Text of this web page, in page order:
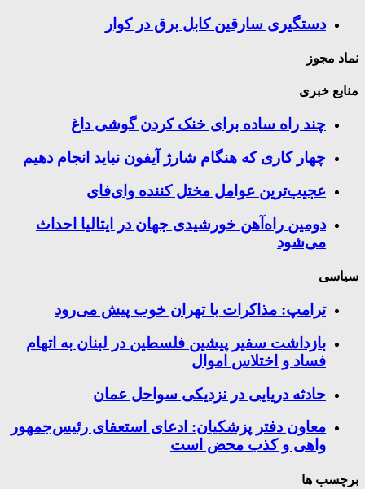
دستگیری سارقین کابل برق در کوار
نماد مجوز
منابع خبری
چند راه‌ ساده برای خنک کردن گوشی داغ
چهار کاری که هنگام شارژ آیفون نباید انجام دهیم
عجیب‌ترین عوامل مختل کننده وای‌فای
دومین راه‌آهن خورشیدی جهان در ایتالیا احداث
می‌شود
سیاسی
ترامپ: مذاکرات با تهران خوب پیش می‌رود
بازداشت سفیر پیشین فلسطین در لبنان به اتهام
فساد و اختلاس اموال
حادثه دریایی در نزدیکی سواحل عمان
معاون دفتر پزشکیان: ادعای استعفای رئیس‌جمهور
واهی و کذب محض است
برچسب ها